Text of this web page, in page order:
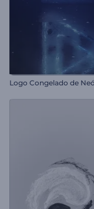
Logo Congelado de